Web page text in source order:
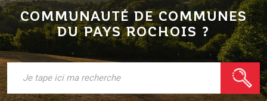
COMMUNAUTÉ DE COMMUNES
DU PAYS ROCHOIS ?